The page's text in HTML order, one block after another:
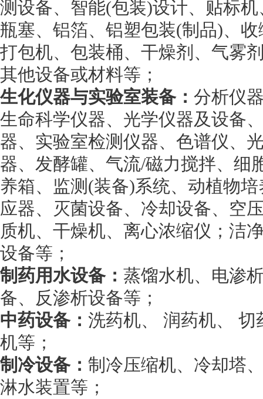
测设备、智能(包装)设计、贴标
瓶塞、铝箔、铝塑包装(制品)、
打包机、包装桶、干燥剂、气雾
其他设备或材料等；
生化仪器与实验室装备： 分析仪
生命科学仪器、光学仪器及设备
器、实验室检测仪器、色谱仪、
器、发酵罐、气流/磁力搅拌、细
养箱、监测(装备)系统、动植物
应器、灭菌设备、冷却设备、空
质机、干燥机、离心浓缩仪；洁
设备等；
制药用水设备： 蒸馏水机、电渗
备、反渗析设备等；
中药设备： 洗药机、 润药机、
机等；
制冷设备： 制冷压缩机、冷却塔
淋水装置等；